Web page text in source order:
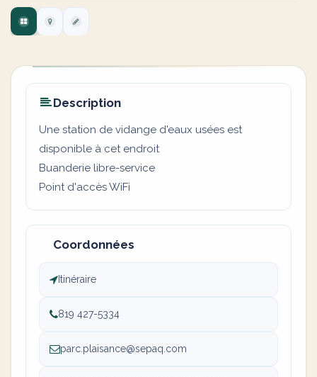
Description
Une station de vidange d'eaux usées est
disponible à cet endroit
Buanderie libre-service
Point d'accès WiFi
Coordonnées
Itinéraire
819 427-5334
parc.plaisance@sepaq.com